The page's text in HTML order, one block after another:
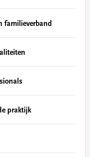
familieverband
praktijk